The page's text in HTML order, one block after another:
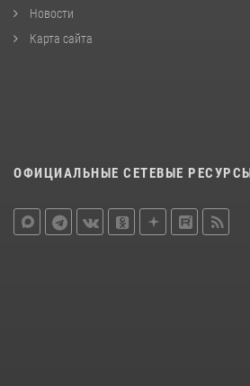
Новости
Карта сайта
ОФИЦИАЛЬНЫЕ СЕТЕВЫЕ РЕСУРСЫ